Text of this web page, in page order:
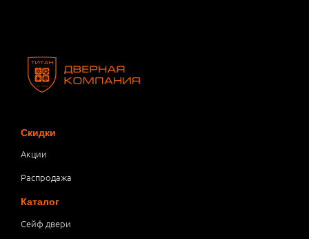
Скидки
Акции
Распродажа
Каталог
Сейф двери